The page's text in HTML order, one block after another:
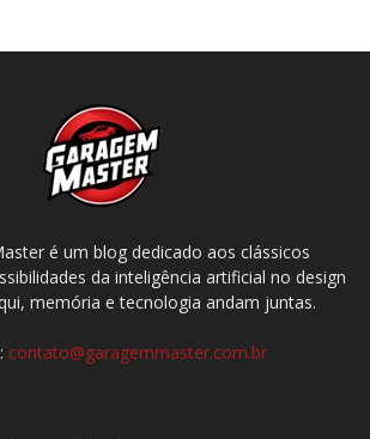
é um blog dedicado aos clássicos
da inteligência artificial no design
memória e tecnologia andam juntas.
contato@garagemmaster.com.br